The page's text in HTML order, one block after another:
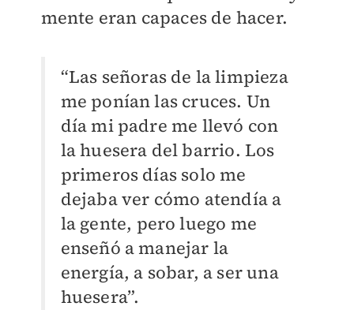
mente eran capaces de hacer.
“Las señoras de la limpieza
me ponían las cruces. Un
día mi padre me llevó con
la huesera del barrio. Los
primeros días solo me
dejaba ver cómo atendía a
la gente, pero luego me
enseñó a manejar la
energía, a sobar, a ser una
huesera”.